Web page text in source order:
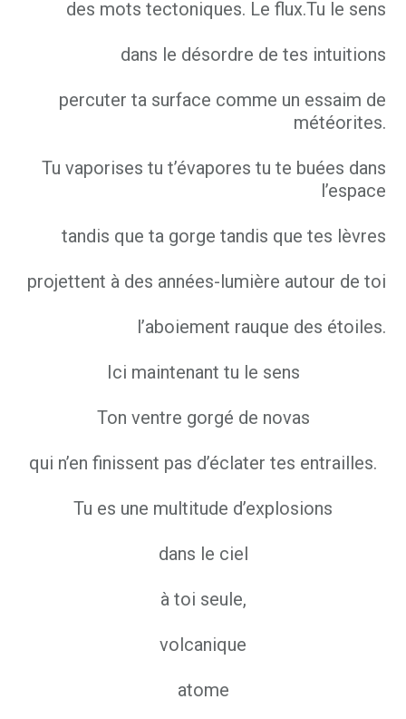
des mots tectoniques. Le flux.Tu le sens
dans le désordre de tes intuitions
percuter ta surface comme un essaim de
météorites.
Tu vaporises tu t’évapores tu te buées dans
l’espace
tandis que ta gorge tandis que tes lèvres
projettent à des années-lumière autour de toi
l’aboiement rauque des étoiles.
Ici maintenant tu le sens
Ton ventre gorgé de novas
qui n’en finissent pas d’éclater tes entrailles.
Tu es une multitude d’explosions
dans le ciel
à toi seule,
volcanique
atome